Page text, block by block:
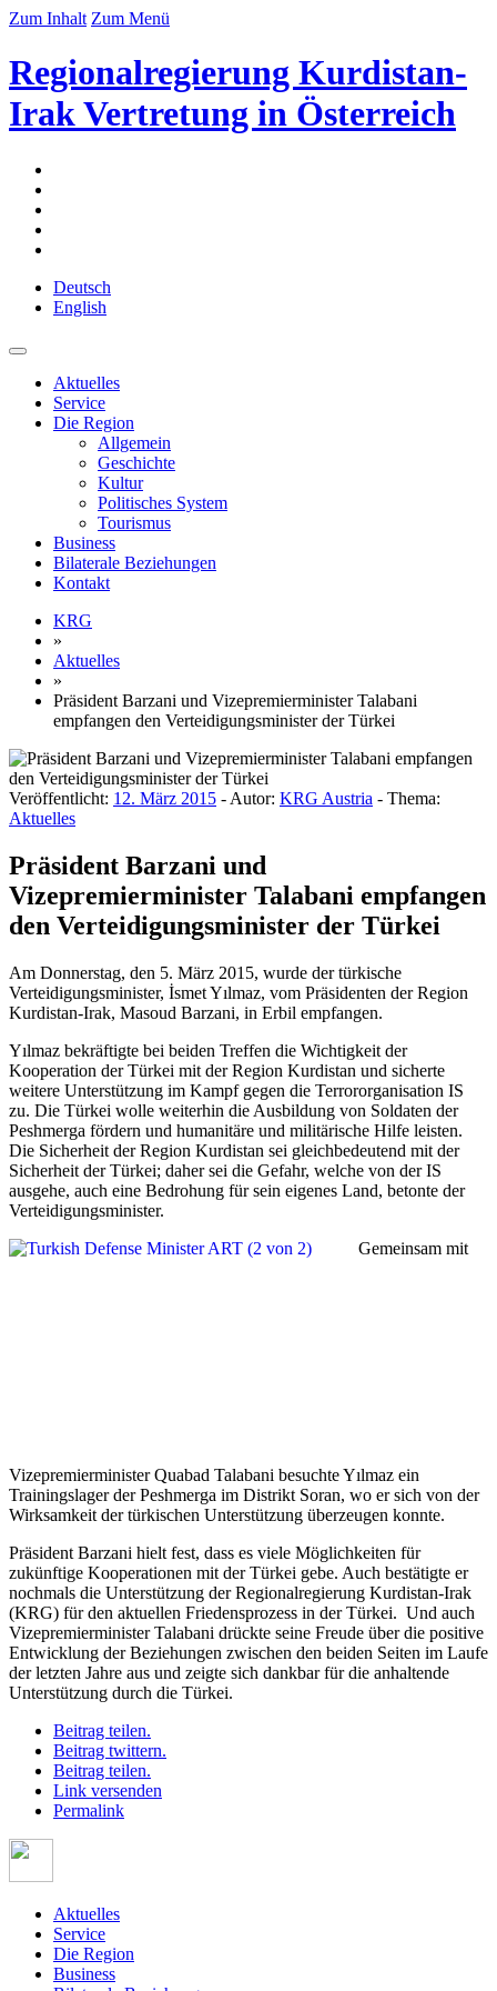
Zum Inhalt Zum Menü
Regionalregierung Kurdistan-
Irak Vertretung in Österreich
Deutsch
English
Aktuelles
Service
Die Region
Allgemein
Geschichte
Kultur
Politisches System
Tourismus
Business
Bilaterale Beziehungen
Kontakt
KRG
»
Aktuelles
»
Präsident Barzani und Vizepremierminister Talabani
empfangen den Verteidigungsminister der Türkei
Veröffentlicht: 12. März 2015 - Autor: KRG Austria - Thema:
Aktuelles
Präsident Barzani und
Vizepremierminister Talabani empfangen
den Verteidigungsminister der Türkei
Am Donnerstag, den 5. März 2015, wurde der türkische
Verteidigungsminister, İsmet Yılmaz, vom Präsidenten der Region
Kurdistan-Irak, Masoud Barzani, in Erbil empfangen.
Yılmaz bekräftigte bei beiden Treffen die Wichtigkeit der
Kooperation der Türkei mit der Region Kurdistan und sicherte
weitere Unterstützung im Kampf gegen die Terrororganisation IS
zu. Die Türkei wolle weiterhin die Ausbildung von Soldaten der
Peshmerga fördern und humanitäre und militärische Hilfe leisten.
Die Sicherheit der Region Kurdistan sei gleichbedeutend mit der
Sicherheit der Türkei; daher sei die Gefahr, welche von der IS
ausgehe, auch eine Bedrohung für sein eigenes Land, betonte der
Verteidigungsminister.
Gemeinsam mit
Vizepremierminister Quabad Talabani besuchte Yılmaz ein
Trainingslager der Peshmerga im Distrikt Soran, wo er sich von der
Wirksamkeit der türkischen Unterstützung überzeugen konnte.
Präsident Barzani hielt fest, dass es viele Möglichkeiten für
zukünftige Kooperationen mit der Türkei gebe. Auch bestätigte er
nochmals die Unterstützung der Regionalregierung Kurdistan-Irak
(KRG) für den aktuellen Friedensprozess in der Türkei. Und auch
Vizepremierminister Talabani drückte seine Freude über die positive
Entwicklung der Beziehungen zwischen den beiden Seiten im Laufe
der letzten Jahre aus und zeigte sich dankbar für die anhaltende
Unterstützung durch die Türkei.
Beitrag teilen.
Beitrag twittern.
Beitrag teilen.
Link versenden
Permalink
Aktuelles
Service
Die Region
Business